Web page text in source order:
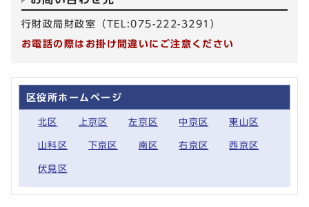
行財政局財政室（TEL:075-222-3291）
お電話の際はお掛け間違いにご注意ください
区役所ホームページ
北区 上京区 左京区 中京区 東山区
山科区 下京区 南区 右京区 西京区
伏見区